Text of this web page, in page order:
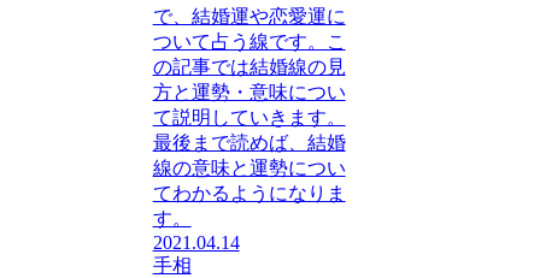
で、結婚運や恋愛運に
ついて占う線です。こ
の記事では結婚線の見
方と運勢・意味につい
て説明していきます。
最後まで読めば、結婚
線の意味と運勢につい
てわかるようになりま
す。
2021.04.14
手相